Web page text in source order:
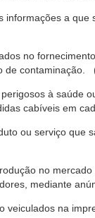
a
no
de contaminação.
à saúde
cabíveis em
ou serviço
no
mediante
na